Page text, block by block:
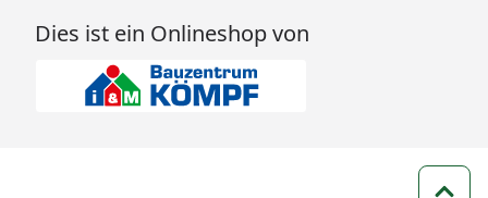
Dies ist ein Onlineshop von